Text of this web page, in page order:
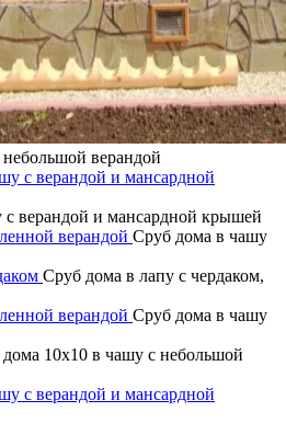
верандой
верандой и мансардной крышей
Сруб дома в чашу
Сруб дома в лапу с чердаком,
Сруб дома в чашу
10х10 в чашу с небольшой